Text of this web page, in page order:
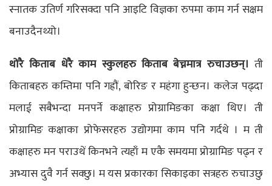
स्नातक उतिर्ण गरिसक्दा पनि आइटि विज्ञका रुपमा काम गर्न सक्षम
बनाउदैनथ्यो।
थोरै किताब धेरै काम स्कुलहरु किताब बेच्नमात्र रुचाउछन्। ती
किताबहरु कम्तिमा पनि गह्रौं, बोरिङ र महंगा हुन्छन। कलेज पढ्दा
मलाई सबैभन्दा मनपर्ने कक्षाहरु प्रोग्रामिङका कक्षा थिए। ती
प्रोग्रामिङ कक्षाका प्रोफेसरहरु उद्योगमा काम पनि गर्दथे । म ती
कक्षाहरु मन पराउथें किनभने त्यहाँ म एकै समयमा प्रोग्रामिङ पढ्न र
अभ्यास दुवै गर्न सक्छु। म यस प्रकारका सिकाइका सत्रहरु रुचाउछु